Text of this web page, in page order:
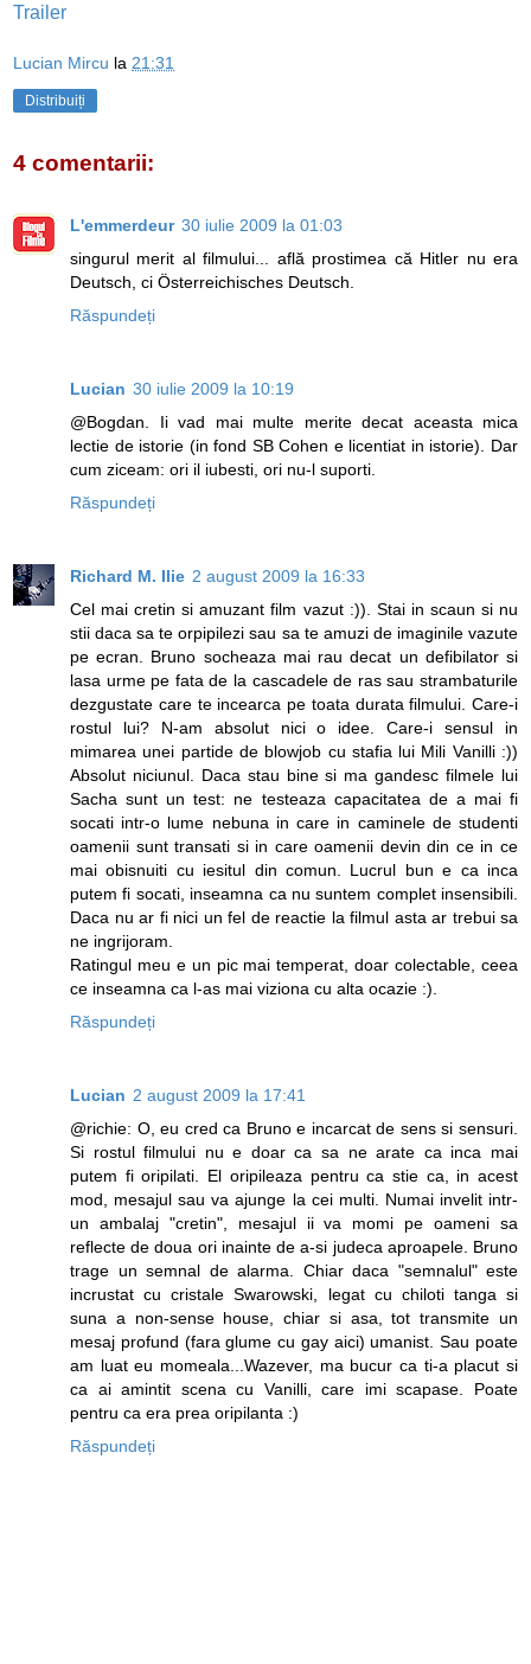
Trailer
Lucian Mircu la 21:31
Distribuiți
4 comentarii:
L'emmerdeur 30 iulie 2009 la 01:03
singurul merit al filmului... află prostimea că Hitler nu era
Deutsch, ci Österreichisches Deutsch.
Răspundeți
Lucian 30 iulie 2009 la 10:19
@Bogdan. Ii vad mai multe merite decat aceasta mica
lectie de istorie (in fond SB Cohen e licentiat in istorie). Dar
cum ziceam: ori il iubesti, ori nu-l suporti.
Răspundeți
Richard M. Ilie 2 august 2009 la 16:33
Cel mai cretin si amuzant film vazut :)). Stai in scaun si nu
stii daca sa te orpipilezi sau sa te amuzi de imaginile vazute
pe ecran. Bruno socheaza mai rau decat un defibilator si
lasa urme pe fata de la cascadele de ras sau strambaturile
dezgustate care te incearca pe toata durata filmului. Care-i
rostul lui? N-am absolut nici o idee. Care-i sensul in
mimarea unei partide de blowjob cu stafia lui Mili Vanilli :))
Absolut niciunul. Daca stau bine si ma gandesc filmele lui
Sacha sunt un test: ne testeaza capacitatea de a mai fi
socati intr-o lume nebuna in care in caminele de studenti
oamenii sunt transati si in care oamenii devin din ce in ce
mai obisnuiti cu iesitul din comun. Lucrul bun e ca inca
putem fi socati, inseamna ca nu suntem complet insensibili.
Daca nu ar fi nici un fel de reactie la filmul asta ar trebui sa
ne ingrijoram.
Ratingul meu e un pic mai temperat, doar colectable, ceea
ce inseamna ca l-as mai viziona cu alta ocazie :).
Răspundeți
Lucian 2 august 2009 la 17:41
@richie: O, eu cred ca Bruno e incarcat de sens si sensuri.
Si rostul filmului nu e doar ca sa ne arate ca inca mai
putem fi oripilati. El oripileaza pentru ca stie ca, in acest
mod, mesajul sau va ajunge la cei multi. Numai invelit intr-
un ambalaj "cretin", mesajul ii va momi pe oameni sa
reflecte de doua ori inainte de a-si judeca aproapele. Bruno
trage un semnal de alarma. Chiar daca "semnalul" este
incrustat cu cristale Swarowski, legat cu chiloti tanga si
suna a non-sense house, chiar si asa, tot transmite un
mesaj profund (fara glume cu gay aici) umanist. Sau poate
am luat eu momeala...Wazever, ma bucur ca ti-a placut si
ca ai amintit scena cu Vanilli, care imi scapase. Poate
pentru ca era prea oripilanta :)
Răspundeți